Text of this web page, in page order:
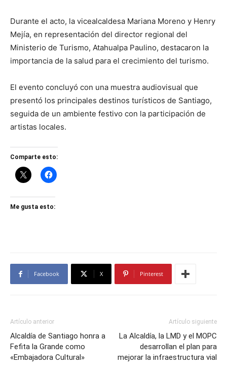
Durante el acto, la vicealcaldesa Mariana Moreno y Henry
Mejía, en representación del director regional del
Ministerio de Turismo, Atahualpa Paulino, destacaron la
importancia de la salud para el crecimiento del turismo.
El evento concluyó con una muestra audiovisual que
presentó los principales destinos turísticos de Santiago,
seguida de un ambiente festivo con la participación de
artistas locales.
Comparte esto:
Me gusta esto:
Facebook X Pinterest
Artículo anterior
Alcaldía de Santiago honra a
Fefita la Grande como
«Embajadora Cultural»
Artículo siguiente
La Alcaldía, la LMD y el MOPC
desarrollan el plan para
mejorar la infraestructura vial